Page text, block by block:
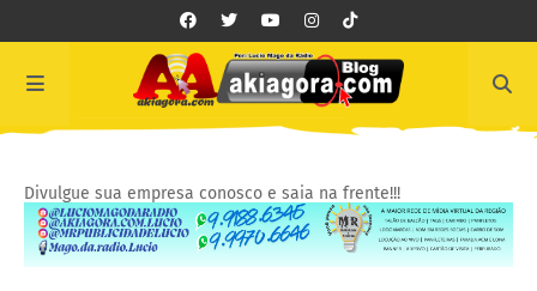
Divulgue sua empresa conosco e saia na frente!!!